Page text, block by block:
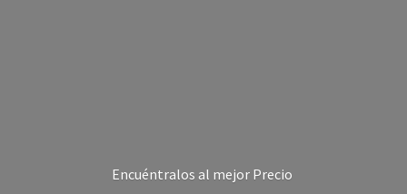
Encuéntralos al mejor Precio